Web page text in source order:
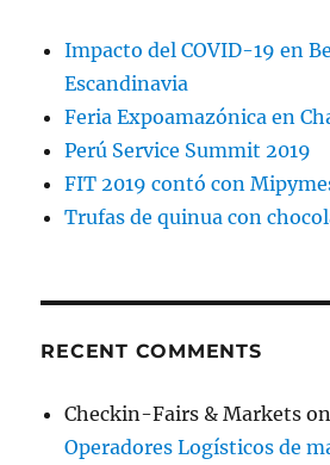
Impacto del COVID-19 en
Escandinavia
Feria Expoamazónica en
Perú Service Summit 2019
FIT 2019 contó con
Trufas de quinua con
RECENT COMMENTS
Checkin-Fairs & Markets
Operadores Logísticos de